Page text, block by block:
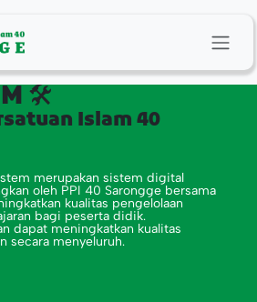
🛠️
Islam 40
merupakan sistem digital
oleh PPI 40 Sarongge bersama
kualitas pengelolaan
bagi peserta didik.
dapat meningkatkan kualitas
secara menyeluruh.